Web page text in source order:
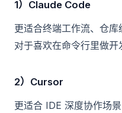
1）Claude Code
更适合终端工作流、仓库
对于喜欢在命令行里做开
2）Cursor
更适合 IDE 深度协作场景